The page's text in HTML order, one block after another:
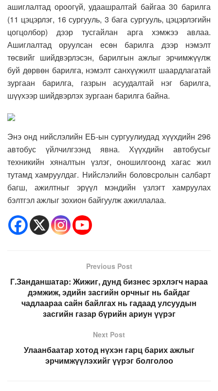
ашиглалтад ороогүй, удаашралтай байгаа 30 барилга
(11 цэцэрлэг, 16 сургууль, 3 бага сургууль, цэцэрлэгийн
цогцолбор) дээр тусгайлан арга хэмжээ авлаа.
Ашиглалтад оруулсан есөн барилга дээр нэмэлт
төсвийг шийдвэрлэсэн, барилгын ажлыг эрчимжүүлж
буй дөрвөн барилга, нэмэлт санхүүжилт шаардлагатай
зургаан барилга, газрын асуудалтай нэг барилга,
шүүхээр шийдвэрлэх зургаан барилга байна.
Энэ онд нийслэлийн ЕБ-ын сургуулиудад хүүхдийн 296
автобус үйлчилгээнд явна. Хүүхдийн автобусыг
техникийн хяналтын үзлэг, оношилгоонд хагас жил
тутамд хамруулдаг. Нийслэлийн боловсролын салбарт
багш, ажилтныг эрүүл мэндийн үзлэгт хамруулах
бэлтгэл ажлыг зохион байгуулж ажиллалаа.
Previous Post
Г.Занданшатар: Жижиг, дунд бизнес эрхлэгч нараа
дэмжиж, эдийн засгийн орчныг нь байдаг
чадлаараа сайн байлгах нь гадаад улсуудын
засгийн газар бүрийн ариун үүрэг
Next Post
Улаанбаатар хотод нүхэн гарц барих ажлыг
эрчимжүүлэхийг үүрэг болголоо